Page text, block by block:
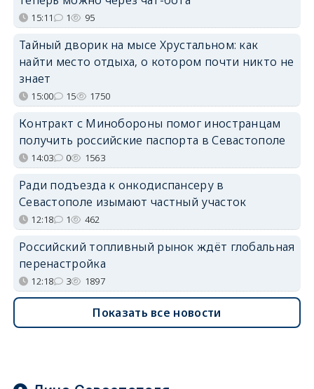
15:11 1 95
Тайный дворик на мысе Хрустальном: как
найти место отдыха, о котором почти никто не
знает
15:00 15 1750
Контракт с Минобороны помог иностранцам
получить российские паспорта в Севастополе
14:03 0 1563
Ради подъезда к онкодиспансеру в
Севастополе изымают частный участок
12:18 1 462
Российский топливный рынок ждёт глобальная
перенастройка
12:18 3 1897
Показать все новости